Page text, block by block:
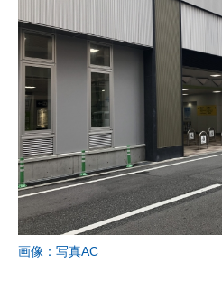
画像：写真AC